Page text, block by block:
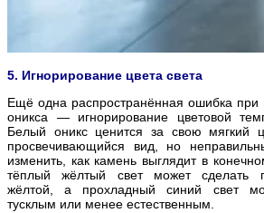
5. Игнорирование цвета света
Ещё одна распространённая ошибка при
оникса — игнорирование цветовой
Белый оникс ценится за свою мягкий
просвечивающийся вид, но
изменить, как камень выглядит в
тёплый жёлтый свет может сделать
жёлтой, а прохладный синий свет
тусклым или менее естественным.